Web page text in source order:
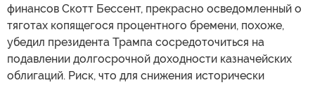
финансов Скотт Бессент, прекрасно осведомленный о
тяготах копящегося процентного бремени, похоже,
убедил президента Трампа сосредоточиться на
подавлении долгосрочной доходности казначейских
облигаций. Риск, что для снижения исторически